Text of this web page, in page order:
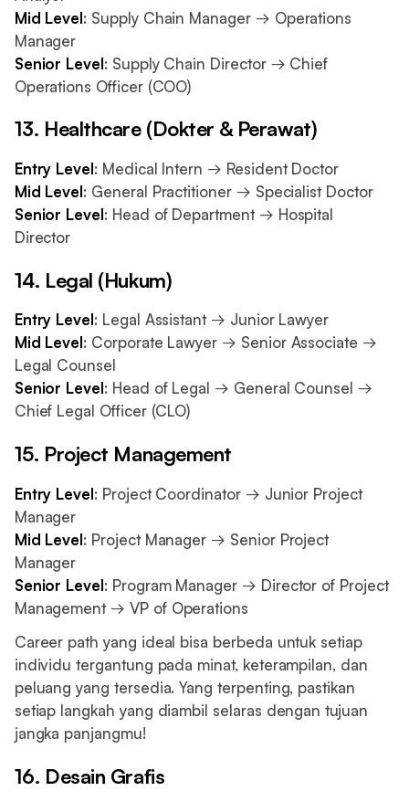
Mid Level: Supply Chain Manager → Operations
Manager
Senior Level: Supply Chain Director → Chief
Operations Officer (COO)
13. Healthcare (Dokter & Perawat)
Entry Level: Medical Intern → Resident Doctor
Mid Level: General Practitioner → Specialist Doctor
Senior Level: Head of Department → Hospital
Director
14. Legal (Hukum)
Entry Level: Legal Assistant → Junior Lawyer
Mid Level: Corporate Lawyer → Senior Associate →
Legal Counsel
Senior Level: Head of Legal → General Counsel →
Chief Legal Officer (CLO)
15. Project Management
Entry Level: Project Coordinator → Junior Project
Manager
Mid Level: Project Manager → Senior Project
Manager
Senior Level: Program Manager → Director of Project
Management → VP of Operations
Career path yang ideal bisa berbeda untuk setiap
individu tergantung pada minat, keterampilan, dan
peluang yang tersedia. Yang terpenting, pastikan
setiap langkah yang diambil selaras dengan tujuan
jangka panjangmu!
16. Desain Grafis